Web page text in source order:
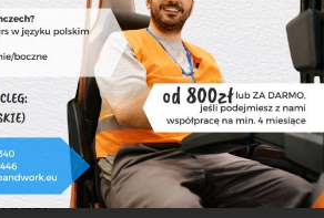
wsparcie w obszarze
ludzkimi. Stawiamy na
– pracujemy głównie dla branży
przemysłowej i medycznej.
poszukiwaniu pracy, a
Was,